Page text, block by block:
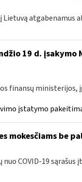
Lietuvą atgabenamus
19 d. įsakymo
finansų ministerijos,
įstatymo
mokesčiams be
COVID-19 sąrašus